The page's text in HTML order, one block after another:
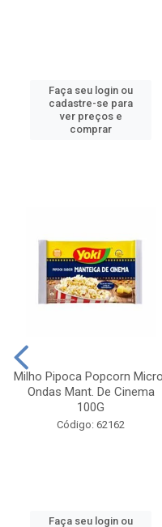
Faça seu login ou
cadastre-se para
ver preços e
comprar
Milho Pipoca Popcorn
Ondas Mant. De Cinema
100G
Código: 62162
Faça seu login ou